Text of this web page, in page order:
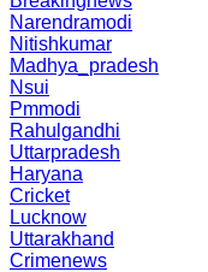
Narendramodi
Nitishkumar
Madhya_pradesh
Nsui
Pmmodi
Rahulgandhi
Uttarpradesh
Haryana
Cricket
Lucknow
Uttarakhand
Crimenews